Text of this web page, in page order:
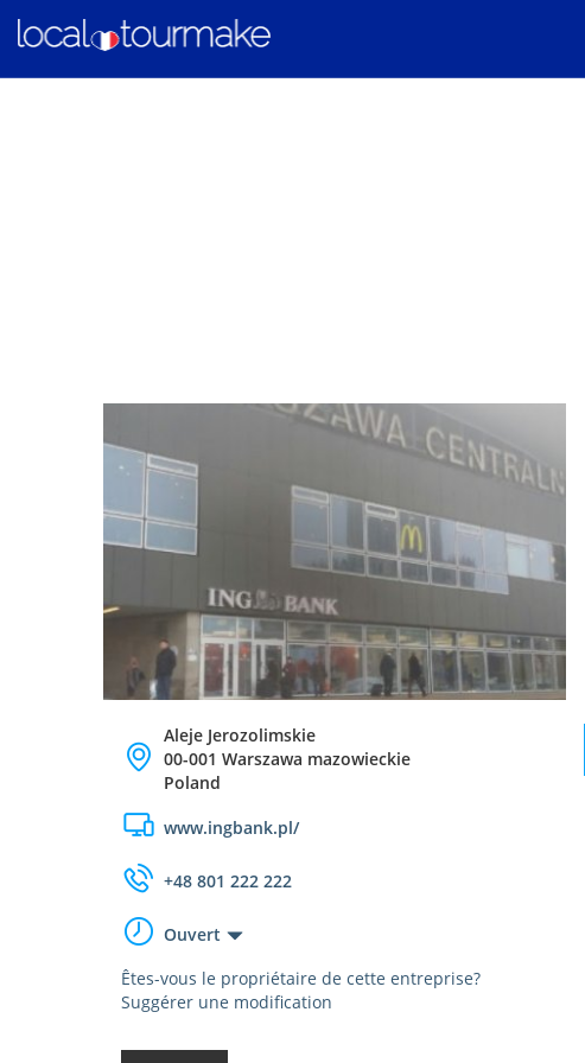
Aleje Jerozolimskie
00-001 Warszawa mazowieckie
Poland
www.ingbank.pl/
+48 801 222 222
Ouvert
Êtes-vous le propriétaire de cette entreprise?
Suggérer une modification